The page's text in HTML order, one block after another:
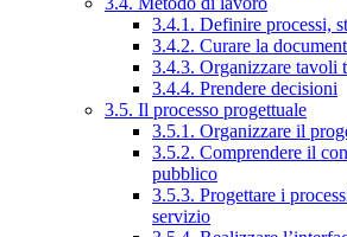
3.4.1. Definire processi,
3.4.2. Curare la
3.4.3. Organizzare tavoli
3.4.4. Prendere decisioni
3.5. Il processo progettuale
3.5.1. Organizzare il
3.5.2. Comprendere il
pubblico
3.5.3. Progettare i
servizio